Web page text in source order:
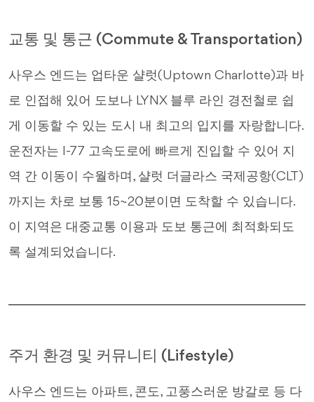
교통 및 통근 (Commute & Transportation)
사우스 엔드는 업타운 샬럿(Uptown Charlotte)과 바
로 인접해 있어 도보나 LYNX 블루 라인 경전철로 쉽
게 이동할 수 있는 도시 내 최고의 입지를 자랑합니다.
운전자는 I-77 고속도로에 빠르게 진입할 수 있어 지
역 간 이동이 수월하며, 샬럿 더글라스 국제공항(CLT)
까지는 차로 보통 15~20분이면 도착할 수 있습니다.
이 지역은 대중교통 이용과 도보 통근에 최적화되도
록 설계되었습니다.
주거 환경 및 커뮤니티 (Lifestyle)
사우스 엔드는 아파트, 콘도, 고풍스러운 방갈로 등 다